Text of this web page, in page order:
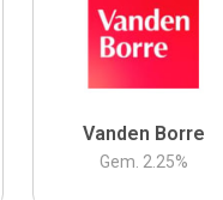
Vanden Borre
Gem. 2.25%